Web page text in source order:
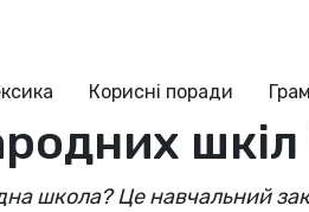
Корисні поради
школа? Це навчальний